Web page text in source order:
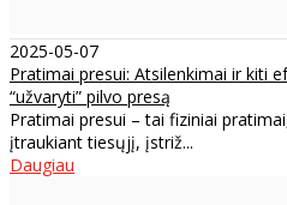
2025-05-07
Pratimai presui: Atsilenkimai ir kiti
“užvaryti” pilvo presą
Pratimai presui – tai fiziniai
įtraukiant tiesųjį, įstriž...
Daugiau